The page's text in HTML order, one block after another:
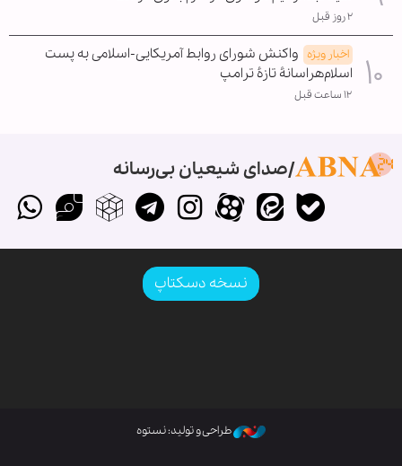
۲ روز قبل
اخبار ویژه واکنش شورای روابط آمریکایی-اسلامی به پست
اسلام‌هراسانۀ تازۀ ترامپ
۱۲ ساعت قبل
صدای شیعیان بی‌رسانه
نسخه دسکتاپ
طراحی و تولید: نستوه